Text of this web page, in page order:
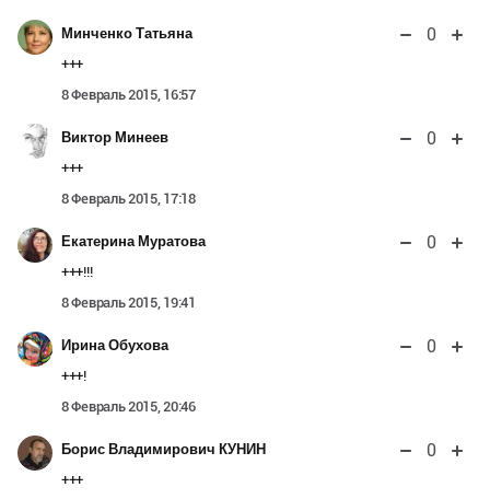
Минченко Татьяна 0
+++
8 Февраль 2015, 16:57
Виктор Минеев 0
+++
8 Февраль 2015, 17:18
Екатерина Муратова 0
+++!!!
8 Февраль 2015, 19:41
Ирина Обухова 0
+++!
8 Февраль 2015, 20:46
Борис Владимирович КУНИН 0
+++